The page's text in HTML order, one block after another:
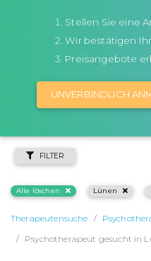
Stellen Sie eine
Wir bestätigen Ihr
Preisangebote
UNVERBINDLICH
FILTER
Alle löschen Lünen
Therapeutensuche
Psychotherapeut gesucht in